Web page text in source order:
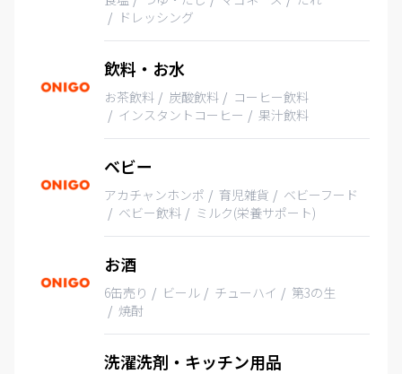
ドレッシング
飲料・お水
お茶飲料 炭酸飲料
コーヒー飲料
インスタントコーヒー
果汁飲料
ベビー
アカチャンホンポ 育児雑貨
ベビーフード
ベビー飲料
ミルク(栄養サポート)
お酒
6缶売り ビール チューハイ
第3の生
焼酎
洗濯洗剤・キッチン用品